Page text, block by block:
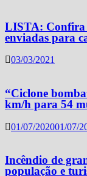
LISTA: Confira
enviadas para
03/03/2021
“Ciclone
km/h para 54
01/07/202001/07/
Incêndio de
população e